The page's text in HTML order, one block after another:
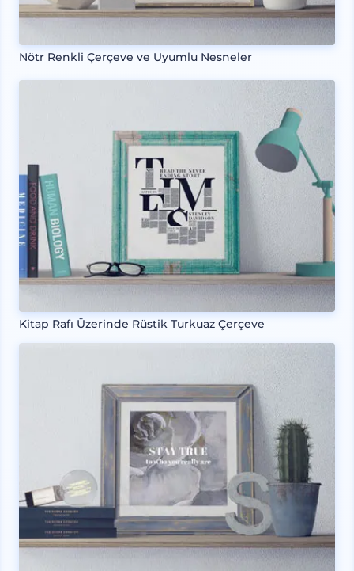
Nötr Renkli Çerçeve ve Uyumlu Nesneler
Kitap Rafı Üzerinde Rüstik Turkuaz Çerçeve